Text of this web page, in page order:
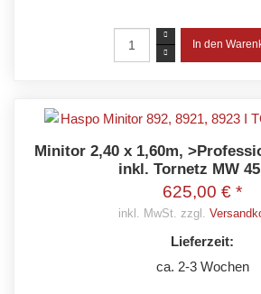
Minitor 2,40 x 1,60m,
inkl. Tornetz MW
625,00 € *
inkl. MwSt. zzgl.
Lieferzeit:
ca. 2-3 Wochen